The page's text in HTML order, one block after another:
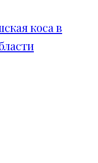
коса в